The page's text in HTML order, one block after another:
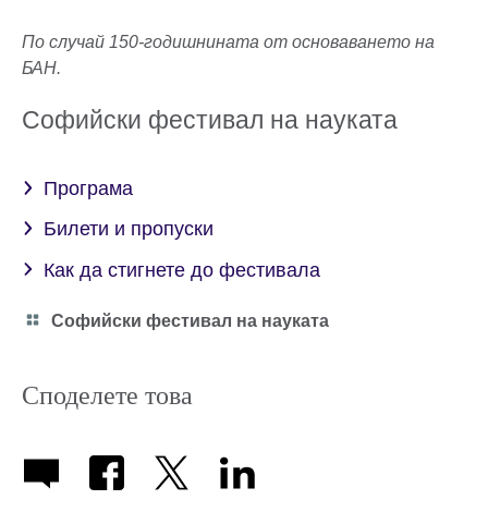
По случай 150-годишнината от основаването на
БАН.
Софийски фестивал на науката
Програма
Билети и пропуски
Как да стигнете до фестивала
Category
Софийски фестивал на науката
Споделете това